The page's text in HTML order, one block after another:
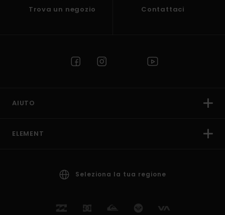
Trova un negozio Contattaci
AIUTO
ELEMENT
Seleziona la tua regione